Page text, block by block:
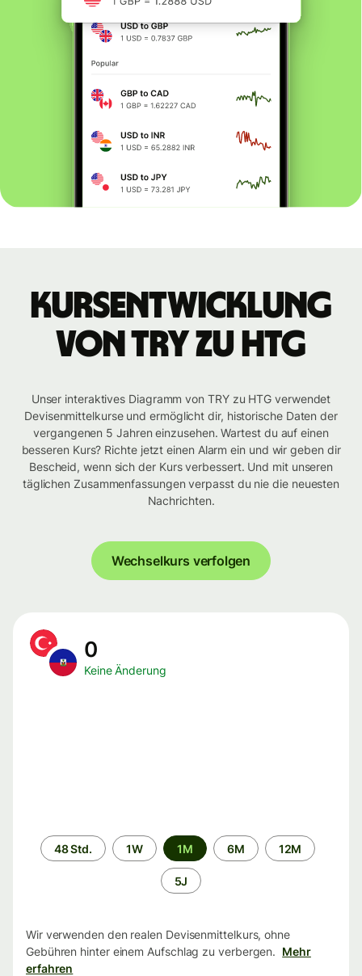
Kursentwicklung
von TRY zu HTG
Unser interaktives Diagramm von TRY zu HTG verwendet
Devisenmittelkurse und ermöglicht dir, historische Daten der
vergangenen 5 Jahren einzusehen. Wartest du auf einen
besseren Kurs? Richte jetzt einen Alarm ein und wir geben dir
Bescheid, wenn sich der Kurs verbessert. Und mit unseren
täglichen Zusammenfassungen verpasst du nie die neuesten
Nachrichten.
Wechselkurs verfolgen
0
Keine Änderung
Zeitraum
48 Std. 1W 1M 6M 12M
5J
Wir verwenden den realen Devisenmittelkurs, ohne
Gebühren hinter einem Aufschlag zu verbergen. Mehr
erfahren